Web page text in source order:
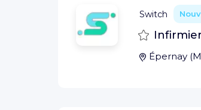
Switch
Sauvegarder
Épernay(